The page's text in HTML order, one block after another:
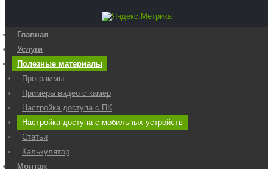
Главная
Услуги
Полезные материалы
Программы
Примеры видео с камер
Настройка доступа с ПК
Настройка доступа с мобильных устройств
Статьи
Калькулятор
Монтаж